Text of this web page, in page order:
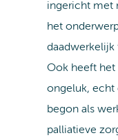
ingericht met
het
Ook heeft het
ongeluk, echt
begon als
palliatieve